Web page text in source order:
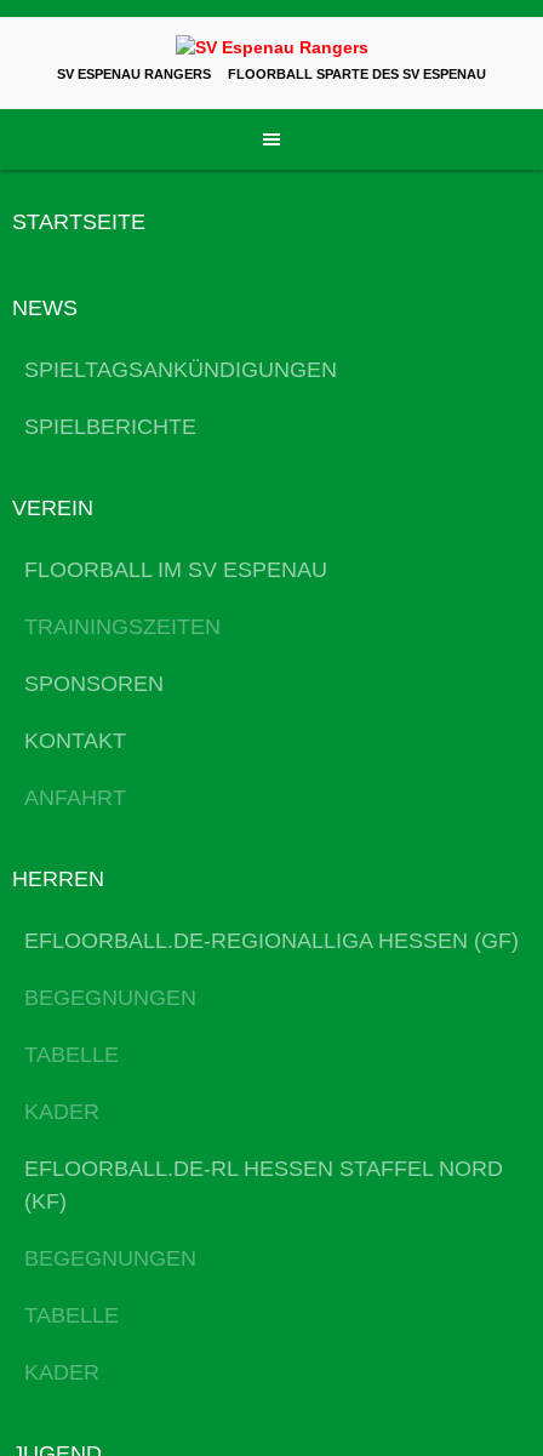
SV ESPENAU RANGERS FLOORBALL SPARTE DES SV ESPENAU
STARTSEITE
NEWS
SPIELTAGSANKÜNDIGUNGEN
SPIELBERICHTE
VEREIN
FLOORBALL IM SV ESPENAU
TRAININGSZEITEN
SPONSOREN
KONTAKT
ANFAHRT
HERREN
EFLOORBALL.DE-REGIONALLIGA HESSEN (GF)
BEGEGNUNGEN
TABELLE
KADER
EFLOORBALL.DE-RL HESSEN STAFFEL NORD
(KF)
BEGEGNUNGEN
TABELLE
KADER